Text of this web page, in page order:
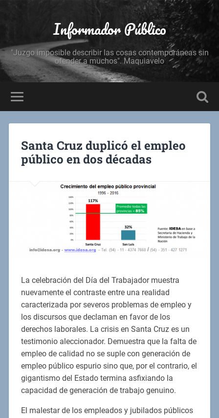
Informador Público
"Juzgo imposible describir las cosas contemporáneas sin
ofender a muchos". Maquiavelo
Santa Cruz duplicó el empleo
público en dos décadas
La celebración del Día del Trabajador muestra
nuevamente el contraste entre una realidad
caracterizada por severos problemas de empleo y
los discursos que declaman en favor de los
derechos laborales. La crisis en Santa Cruz es un
testimonio aleccionador. Demuestra que la falta de
empleo de calidad no se suple con generación de
empleo público espurio sino que, por el contrario, el
gigantismo del Estado termina asfixiando la
capacidad de generación de trabajo genuino.
El malestar de los empleados y jubilados públicos